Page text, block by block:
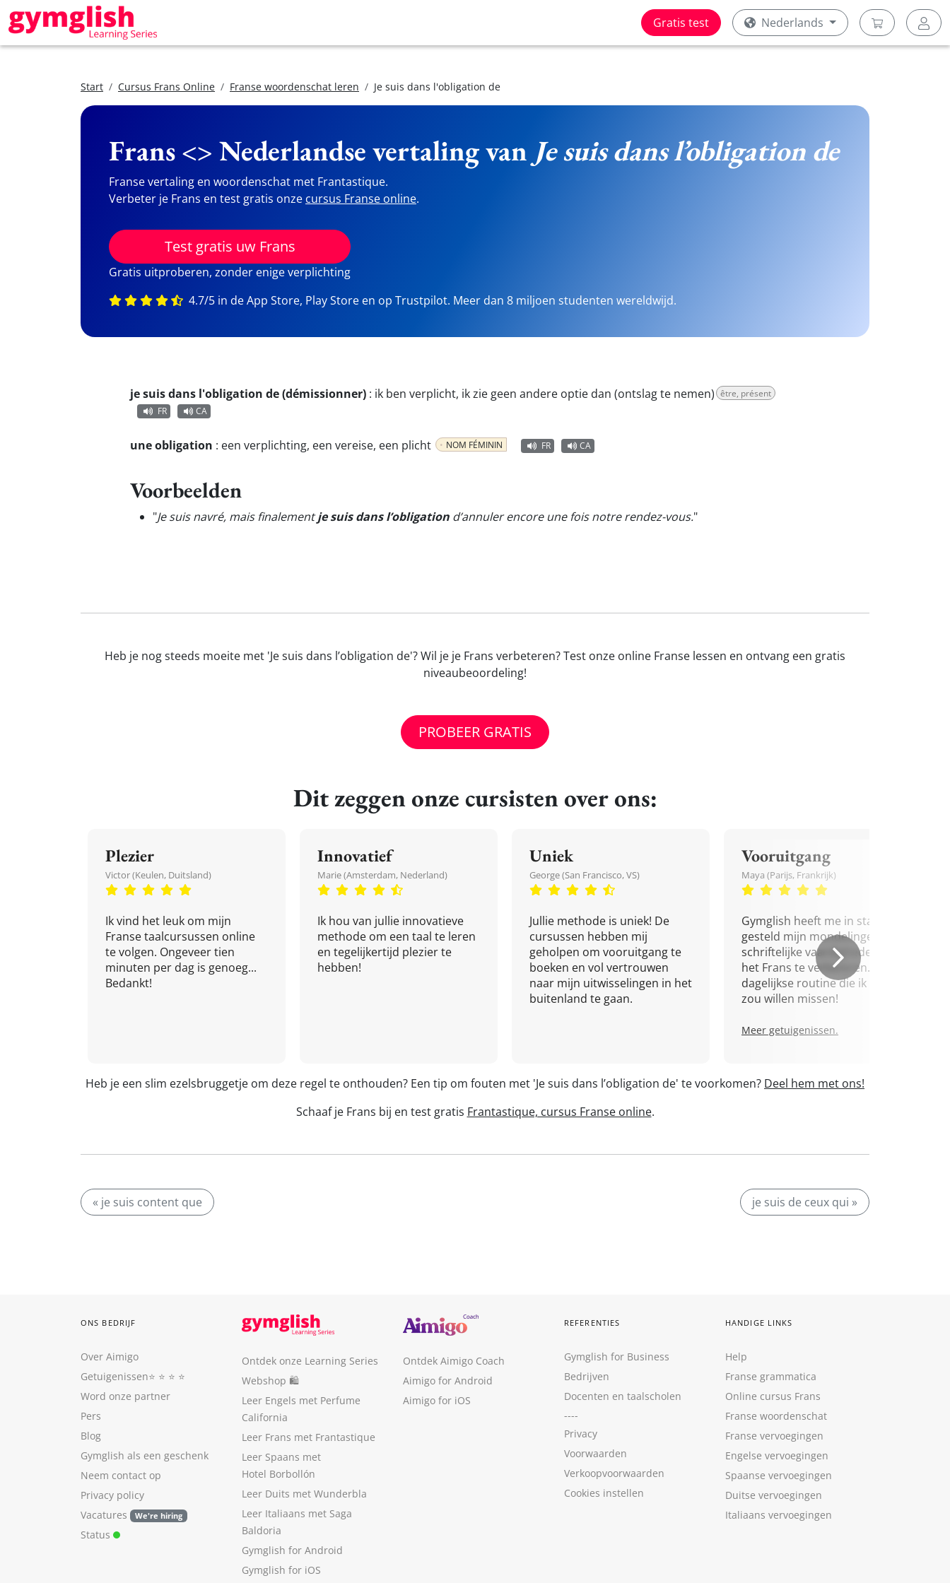
Gratis test Nederlands
Start Cursus Frans Online Franse woordenschat leren Je suis dans l'obligation de
Frans <> Nederlandse vertaling van Je suis dans l’obligation de
Franse vertaling en woordenschat met Frantastique.
Verbeter je Frans en test gratis onze cursus Franse online.
Test gratis uw Frans
Gratis uitproberen, zonder enige verplichting
4.7/5 in de App Store, Play Store en op Trustpilot. Meer dan 8 miljoen studenten wereldwijd.
je suis dans l'obligation de (démissionner) : ik ben verplicht, ik zie geen andere optie dan (ontslag te nemen) être, présent
FR
CA
une obligation : een verplichting, een vereise, een plicht NOM FÉMININ FR CA
Voorbeelden
"Je suis navré, mais finalementje suis dans l’obligation d’annuler encore une fois notre rendez-vous."
Heb je nog steeds moeite met 'Je suis dans l’obligation de'? Wil je je Frans verbeteren? Test onze online Franse lessen en ontvang een gratis
niveaubeoordeling!
PROBEER GRATIS
Dit zeggen onze cursisten over ons:
Plezier
Victor (Keulen, Duitsland)
Ik vind het leuk om mijn
Franse taalcursussen online
te volgen. Ongeveer tien
minuten per dag is genoeg...
Bedankt!
Innovatief
Marie (Amsterdam, Nederland)
Ik hou van jullie innovatieve
methode om een taal te leren
en tegelijkertijd plezier te
hebben!
Uniek
George (San Francisco, VS)
Jullie methode is uniek! De
cursussen hebben mij
geholpen om vooruitgang te
boeken en vol vertrouwen
naar mijn uitwisselingen in het
buitenland te gaan.
Vooruitgang
Maya (Parijs, Frankrijk)
Gymglish heeft me in staat
gesteld mijn mondelinge en
schriftelijke vaardigheden in
het Frans te verbeteren. Een
dagelijkse routine die ik niet
zou willen missen!
Meer getuigenissen.
Heb je een slim ezelsbruggetje om deze regel te onthouden? Een tip om fouten met 'Je suis dans l’obligation de' te voorkomen? Deel hem met ons!
Schaaf je Frans bij en test gratis Frantastique, cursus Franse online.
« je suis content que je suis de ceux qui »
ONS BEDRIJF
Over Aimigo
Getuigenissen⭐️ ⭐️ ⭐️ ⭐️
Word onze partner
Pers
Blog
Gymglish als een geschenk
Neem contact op
Privacy policy
Vacatures
We're hiring
Status
Ontdek onze Learning Series
Webshop 🛍
Leer Engels met Perfume
California
Leer Frans met Frantastique
Leer Spaans met
Hotel Borbollón
Leer Duits met Wunderbla
Leer Italiaans met Saga
Baldoria
Gymglish for Android
Gymglish for iOS
Ontdek Aimigo Coach
Aimigo for Android
Aimigo for iOS
REFERENTIES
Gymglish for Business
Bedrijven
Docenten en taalscholen
----
Privacy
Voorwaarden
Verkoopvoorwaarden
Cookies instellen
HANDIGE LINKS
Help
Franse grammatica
Online cursus Frans
Franse woordenschat
Franse vervoegingen
Engelse vervoegingen
Spaanse vervoegingen
Duitse vervoegingen
Italiaans vervoegingen